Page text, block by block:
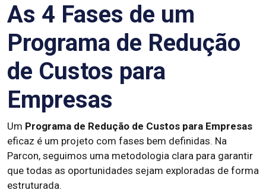
As 4 Fases de um
Programa de Redução
de Custos para
Empresas
Um Programa de Redução de Custos para Empresas
eficaz é um projeto com fases bem definidas. Na
Parcon, seguimos uma metodologia clara para garantir
que todas as oportunidades sejam exploradas de forma
estruturada.